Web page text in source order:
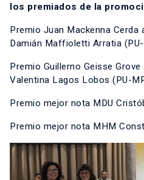
los premiados de la
Premio Juan Mackenna
Damián Maffioletti Arratia (PU-
Premio Guillerno Geisse
Valentina Lagos Lobos (PU-
Premio mejor nota MDU
Premio mejor nota MHM